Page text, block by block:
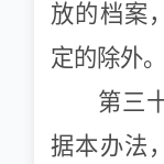
放的档案
定的除外。
第三
据本办法